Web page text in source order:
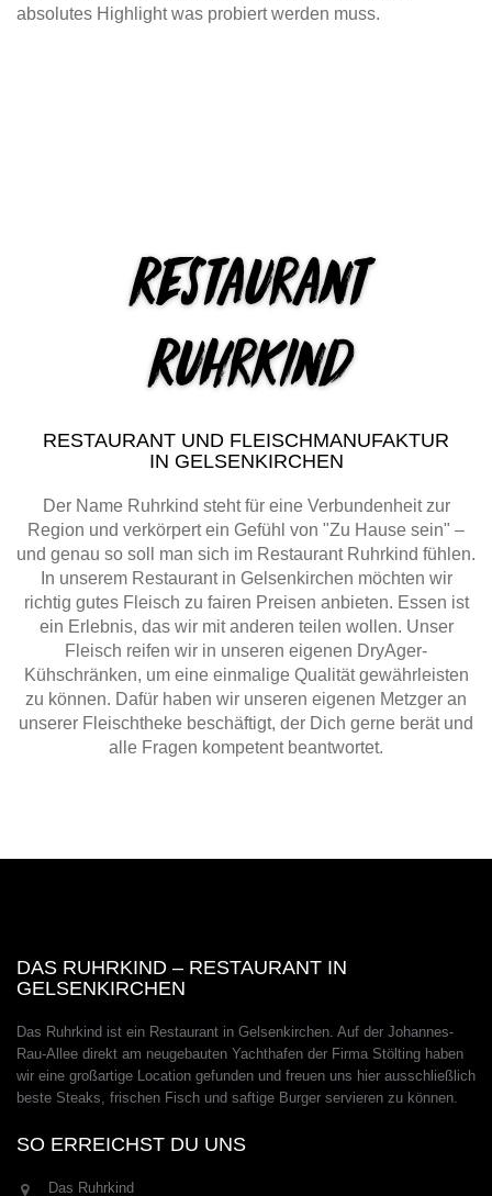
absolutes Highlight was probiert werden muss.
Restaurant
Ruhrkind
RESTAURANT UND FLEISCHMANUFAKTUR
IN GELSENKIRCHEN
Der Name Ruhrkind steht für eine Verbundenheit zur
Region und verkörpert ein Gefühl von "Zu Hause sein" –
und genau so soll man sich im Restaurant Ruhrkind fühlen.
In unserem Restaurant in Gelsenkirchen möchten wir
richtig gutes Fleisch zu fairen Preisen anbieten. Essen ist
ein Erlebnis, das wir mit anderen teilen wollen. Unser
Fleisch reifen wir in unseren eigenen DryAger-
Kühschränken, um eine einmalige Qualität gewährleisten
zu können. Dafür haben wir unseren eigenen Metzger an
unserer Fleischtheke beschäftigt, der Dich gerne berät und
alle Fragen kompetent beantwortet.
DAS RUHRKIND – RESTAURANT IN
GELSENKIRCHEN
Das Ruhrkind ist ein Restaurant in Gelsenkirchen. Auf der Johannes-
Rau-Allee direkt am neugebauten Yachthafen der Firma Stölting haben
wir eine großartige Location gefunden und freuen uns hier ausschließlich
beste Steaks, frischen Fisch und saftige Burger servieren zu können.
SO ERREICHST DU UNS
Das Ruhrkind